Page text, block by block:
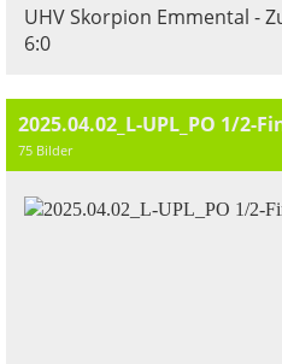
UHV Skorpion Emmental -
6:0
2025.04.02_L-UPL_PO 1/2-
75 Bilder